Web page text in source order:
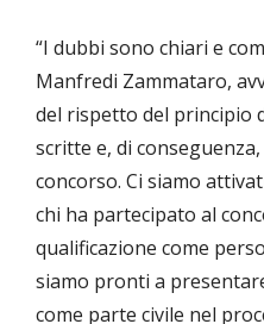
“I dubbi sono chiari e
Manfredi Zammataro,
del rispetto del principio
scritte e, di
concorso. Ci siamo
chi ha partecipato al
qualificazione come
siamo pronti a
come parte civile nel